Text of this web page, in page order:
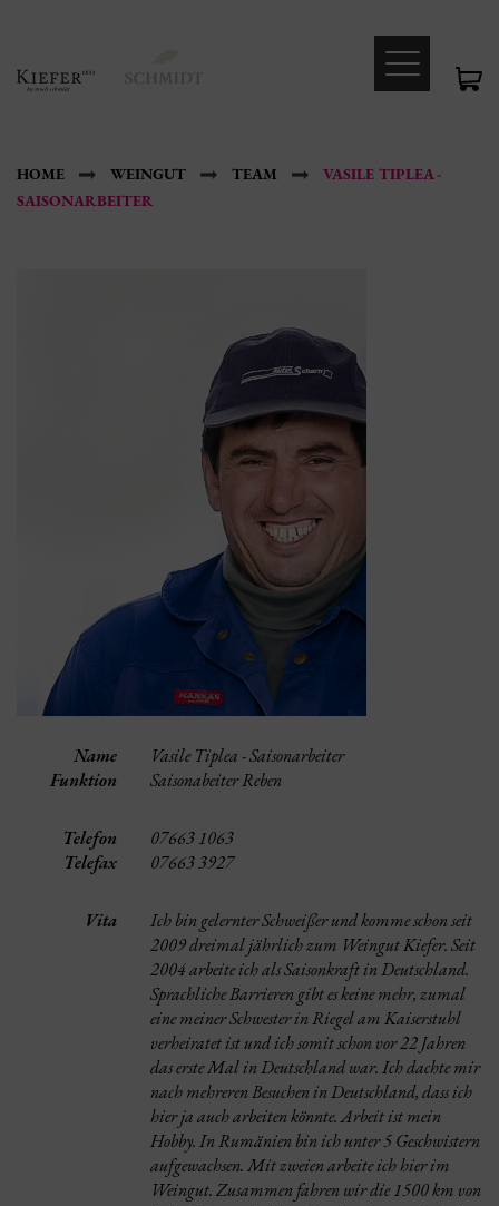
HOME WEINGUT TEAM
VASILE TIPLEA -
SAISONARBEITER
Name
Vasile Tiplea - Saisonarbeiter
Funktion
Saisonabeiter Reben
Telefon
Telefax
07663 1063
07663 3927
Vita
Ich bin gelernter Schweißer und komme schon seit
2009 dreimal jährlich zum Weingut Kiefer. Seit
2004 arbeite ich als Saisonkraft in Deutschland.
Sprachliche Barrieren gibt es keine mehr, zumal
eine meiner Schwester in Riegel am Kaiserstuhl
verheiratet ist und ich somit schon vor 22 Jahren
das erste Mal in Deutschland war. Ich dachte mir
nach mehreren Besuchen in Deutschland, dass ich
hier ja auch arbeiten könnte. Arbeit ist mein
Hobby. In Rumänien bin ich unter 5 Geschwistern
aufgewachsen. Mit zweien arbeite ich hier im
Weingut. Zusammen fahren wir die 1500 km von